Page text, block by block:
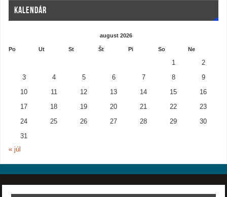
KALENDÁR
august 2026
Po Ut St Št Pi So Ne
1 2
3 4 5 6 7 8 9
10 11 12 13 14 15 16
17 18 19 20 21 22 23
24 25 26 27 28 29 30
31
« júl